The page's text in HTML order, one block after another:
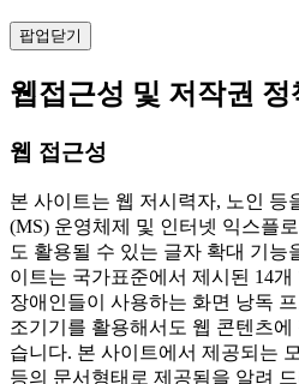
팝업닫기
웹접근성 및 저작권 정
웹 접근성
본 사이트는 웹 저시력자, 노인 등
(MS) 운영체제 및 인터넷 익스플
도 활용될 수 있는 글자 확대 기능
이트는 국가표준에서 제시된 14
장애인들이 사용하는 화면 낭독 프
조기기를 활용해서도 웹 콘텐츠
습니다. 본 사이트에서 제공되는
등의 문서형태로 제공됨을 알려